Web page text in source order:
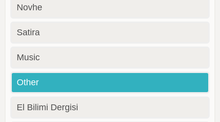
Novhe
Satira
Music
Other
El Bilimi Dergisi